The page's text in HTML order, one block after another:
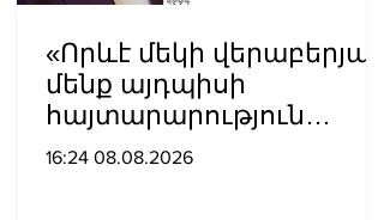
«Որևէ մեկի վերաբերյալ
մենք այդպիսի
հայտարարություն
չպետք է ունենանք»․
16:24 08.08.2026